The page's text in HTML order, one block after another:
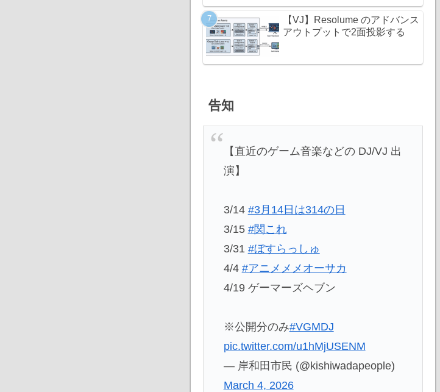
【VJ】Resolume のアドバンス
アウトプットで2面投影する
告知
【直近のゲーム音楽などの DJ/VJ 出
演】
3/14 #3月14日は314の日
3/15 #関これ
3/31 #ぼすらっしゅ
4/4 #アニメメメオーサカ
4/19 ゲーマーズヘブン
※公開分のみ#VGMDJ
pic.twitter.com/u1hMjUSENM
— 岸和田市民 (@kishiwadapeople)
March 4, 2026